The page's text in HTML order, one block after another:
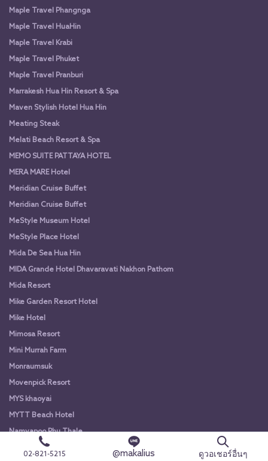
Maple Travel Phangnga
Maple Travel HuaHin
Maple Travel Krabi
Maple Travel Phuket
Maple Travel Pranburi
Marrakesh Hua Hin Resort & Spa
Maven Stylish Hotel Hua Hin
Meating Steak
Melati Beach Resort & Spa
MEMO SUITE PATTAYA HOTEL
MERA MARE Hotel
Meridian Cruise Buffet
Meridian Cruise Buffet
MeStyle Museum Hotel
MeStyle Place Hotel
Mida De Sea Hua Hin
MIDA Grande Hotel Dhavaravati Nakhon Pathom
Mida Resort
Mike Garden Resort Hotel
Mike Hotel
Mimosa Resort
Mini Murrah Farm
Monraumsuk
Movenpick Resort
MYS khaoyai
MYTT Beach Hotel
Namyapoo Phu Thale
NARITA amata
02-821-5215 @makalius ดูวอเชอร์อื่นๆ